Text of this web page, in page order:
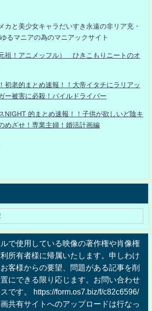
カと美少女キャラだいすき永遠の非リア充・
るマニアの為のマニアックサイト
祖！アニメッフル） ひきこもりニートのオ
初老的まとめ速報！！大帝イタチにラリアッ
ー被害に必殺！パイルドライバー
NIGHT 的まとめ速報！！子供が欲しいど陰キ
めざせ！専業主婦！婚活計画編
で使用している映像の著作権や肖像権
所有者様に帰属いたします。申しわけ
客様からの要望、問題がある記事を削
にできる限り応じます。お問い合わせ
です。 https://form.os7.biz/f/c82c6596/
共有サイトへのアップロードは行なっ